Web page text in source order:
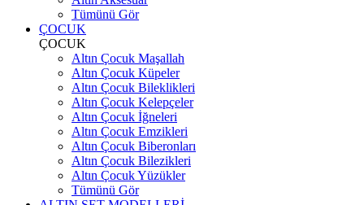
Tümünü Gör
ÇOCUK
ÇOCUK
Altın Çocuk Maşallah
Altın Çocuk Küpeler
Altın Çocuk Bileklikleri
Altın Çocuk Kelepçeler
Altın Çocuk İğneleri
Altın Çocuk Emzikleri
Altın Çocuk Biberonları
Altın Çocuk Bilezikleri
Altın Çocuk Yüzükler
Tümünü Gör